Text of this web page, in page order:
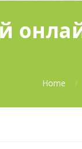
Home